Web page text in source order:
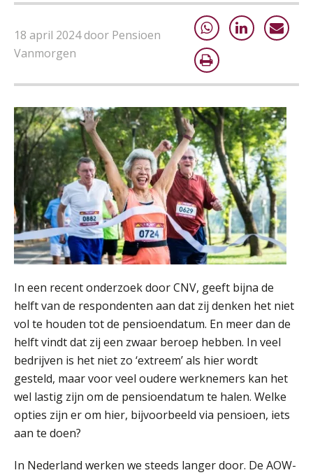
18 april 2024 door Pensioen
Vanmorgen
In een recent onderzoek door CNV, geeft bijna de
helft van de respondenten aan dat zij denken het niet
vol te houden tot de pensioendatum. En meer dan de
helft vindt dat zij een zwaar beroep hebben. In veel
bedrijven is het niet zo ‘extreem’ als hier wordt
gesteld, maar voor veel oudere werknemers kan het
wel lastig zijn om de pensioendatum te halen. Welke
opties zijn er om hier, bijvoorbeeld via pensioen, iets
aan te doen?
In Nederland werken we steeds langer door. De AOW-